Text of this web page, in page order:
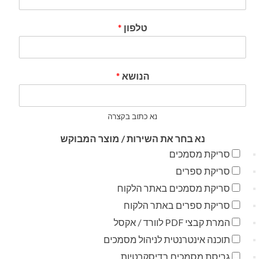
טלפון *
הנושא *
נא כתוב בקצרה
נא בחר את השירות / מוצר המבוקש
סריקת מסמכים
סריקת ספרים
סריקת מסמכים באתר הלקוח
סריקת ספרים באתר הלקוח
המרת קבצי PDF לוורד / אקסל
תוכנה אינטרנטית לניהול מסמכים
גריסת מסמכים בדיסקרטיות